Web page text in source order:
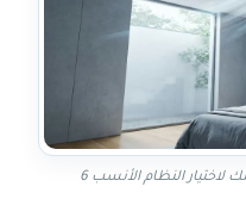
لاختيار النظام الأنسب 6